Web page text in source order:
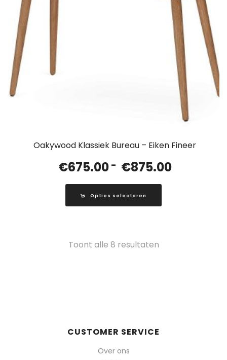
Oakywood Klassiek Bureau – Eiken Fineer
€675.00 - €875.00Prijsklasse:
Opties selecteren
Toont alle 8 resultatenGesorteerd
CUSTOMER SERVICE
Over ons